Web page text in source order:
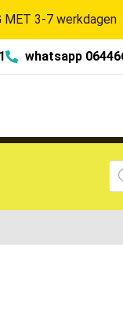
MET 3-7 werkdagen
whatsapp